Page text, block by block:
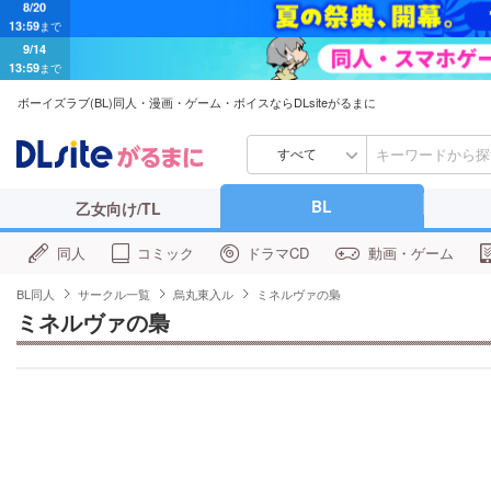
9/14
13:59まで
ボーイズラブ(BL)同人・漫画・ゲーム・ボイスならDLsiteがるまに
すべて
乙女向け/TL BL
同人 コミック ドラマCD 動画・ゲーム
BL同人 サークル一覧 烏丸東入ル ミネルヴァの梟
ミネルヴァの梟